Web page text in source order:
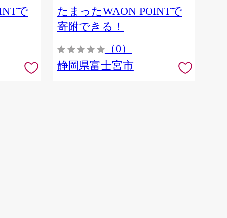
で
たまったWAON POINTで
寄附できる！
（0）
静岡県富士宮市